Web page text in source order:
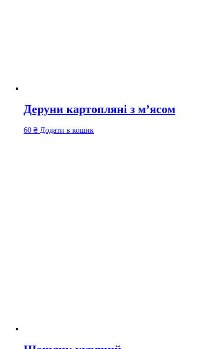
Деруни картопляні з м’ясом
60 ₴ Додати в кошик